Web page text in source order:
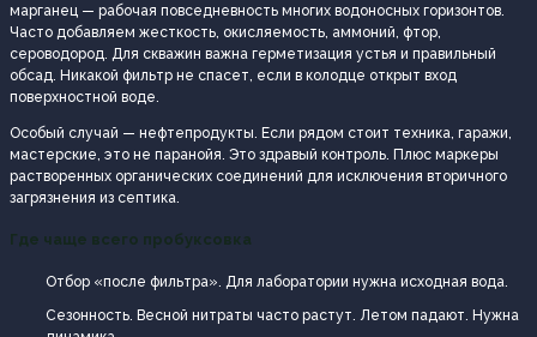
марганец — рабочая повседневность многих водоносных горизонтов.
Часто добавляем жесткость, окисляемость, аммоний, фтор,
сероводород. Для скважин важна герметизация устья и правильный
обсад. Никакой фильтр не спасет, если в колодце открыт вход
поверхностной воде.
Особый случай — нефтепродукты. Если рядом стоит техника, гаражи,
мастерские, это не паранойя. Это здравый контроль. Плюс маркеры
растворенных органических соединений для исключения вторичного
загрязнения из септика.
Где чаще всего пробуксовка
Отбор «после фильтра». Для лаборатории нужна исходная вода.
Сезонность. Весной нитраты часто растут. Летом падают. Нужна